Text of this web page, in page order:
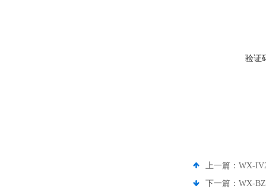
验证
上一篇： WX-
下一篇： WX-